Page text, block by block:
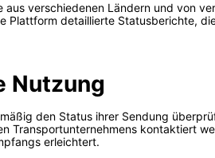
verschiedenen Ländern und von
detaillierte Statusberichte,
Nutzung
den Status ihrer Sendung
Transportunternehmens kontaktiert
erleichtert.